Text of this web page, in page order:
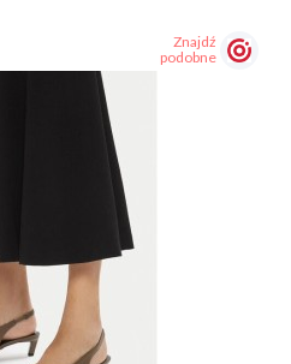
Znajdź
podobne